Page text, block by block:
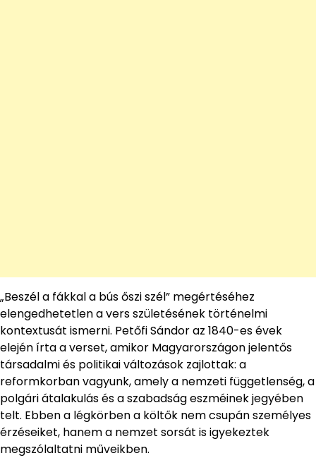
„Beszél a fákkal a bús őszi szél” megértéséhez
elengedhetetlen a vers születésének történelmi
kontextusát ismerni. Petőfi Sándor az 1840-es évek
elején írta a verset, amikor Magyarországon jelentős
társadalmi és politikai változások zajlottak: a
reformkorban vagyunk, amely a nemzeti függetlenség, a
polgári átalakulás és a szabadság eszméinek jegyében
telt. Ebben a légkörben a költők nem csupán személyes
érzéseiket, hanem a nemzet sorsát is igyekeztek
megszólaltatni műveikben.